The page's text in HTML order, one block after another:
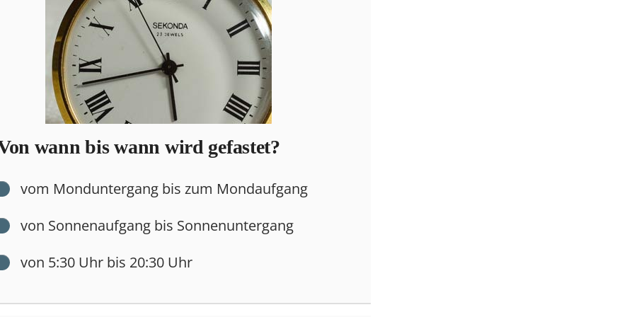
wann bis wann wird gefastet?
vom Monduntergang bis zum Mondaufgang
von Sonnenaufgang bis Sonnenuntergang
von 5:30 Uhr bis 20:30 Uhr